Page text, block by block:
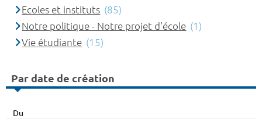
Ecoles et instituts (85)
Notre politique - Notre projet d'école (1)
Vie étudiante (15)
Par date de création
Du